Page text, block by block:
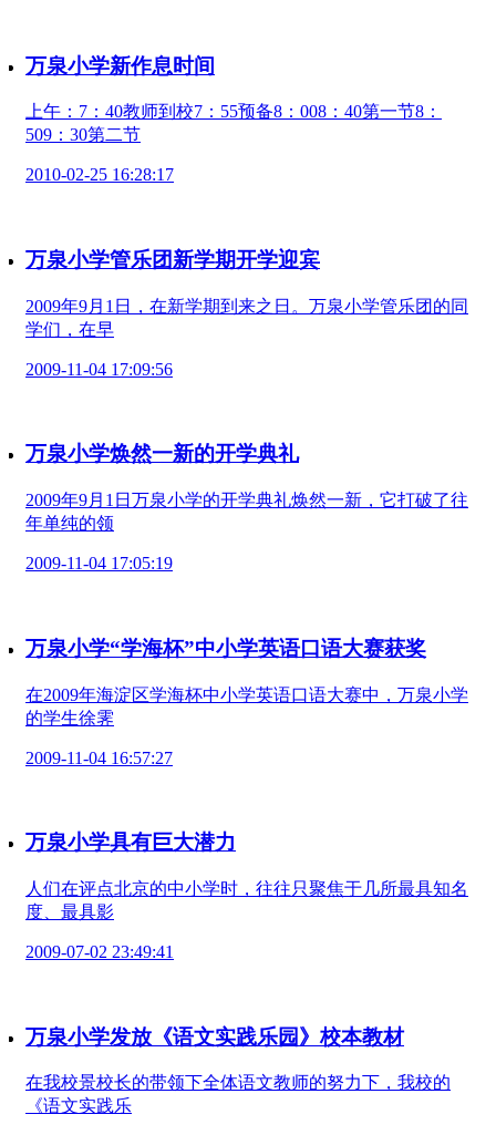
万泉小学新作息时间
上午：7：40教师到校7：55预备8：008：40第一节8：
509：30第二节
2010-02-25 16:28:17
万泉小学管乐团新学期开学迎宾
2009年9月1日，在新学期到来之日。万泉小学管乐团的同
学们，在早
2009-11-04 17:09:56
万泉小学焕然一新的开学典礼
2009年9月1日万泉小学的开学典礼焕然一新，它打破了往
年单纯的领
2009-11-04 17:05:19
万泉小学“学海杯”中小学英语口语大赛获奖
在2009年海淀区学海杯中小学英语口语大赛中，万泉小学
的学生徐霁
2009-11-04 16:57:27
万泉小学具有巨大潜力
人们在评点北京的中小学时，往往只聚焦于几所最具知名
度、最具影
2009-07-02 23:49:41
万泉小学发放《语文实践乐园》校本教材
在我校景校长的带领下全体语文教师的努力下，我校的
《语文实践乐